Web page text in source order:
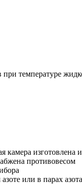
температуре
изготовлена
противовесом
или в парах